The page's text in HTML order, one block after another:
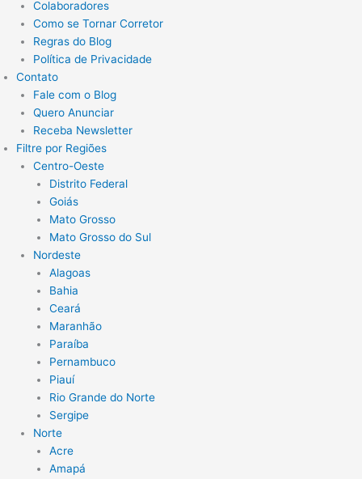
Colaboradores
Como se Tornar Corretor
Regras do Blog
Política de Privacidade
Contato
Fale com o Blog
Quero Anunciar
Receba Newsletter
Filtre por Regiões
Centro-Oeste
Distrito Federal
Goiás
Mato Grosso
Mato Grosso do Sul
Nordeste
Alagoas
Bahia
Ceará
Maranhão
Paraíba
Pernambuco
Piauí
Rio Grande do Norte
Sergipe
Norte
Acre
Amapá